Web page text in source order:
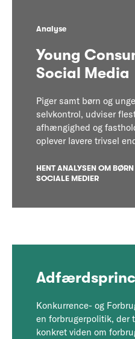
Analyse
Young
Social Media
Piger samt børn og
selvkontrol, udviser
afhængighed og
oplever lavere trivsel
HENT ANALYSEN OM
SOCIALE MEDIER
Konkurrence- og
en forbrugerpolitik, der
konkret viden om